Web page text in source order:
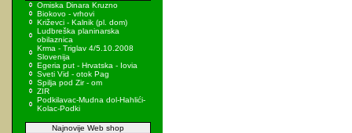
Omiska Dinara Kruzno
Biokovo - vrhovi
Križevci - Kalnik (pl. dom)
Ludbreška planinarska
obilaznica
Krma - Triglav 4/5.10.2008
Slovenija
Egeria put - Hrvatska - Iovia
Sveti Vid - otok Pag
Spilja pod Zir - om
ZIR
Podkilavac-Mudna dol-Hahlići-
Kolac-Podki
Najnovije Web shop